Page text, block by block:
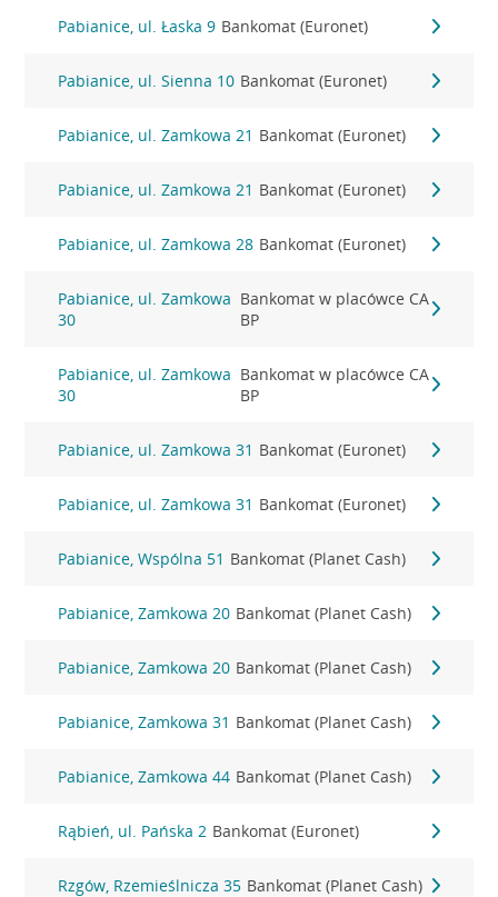
Pabianice, ul. Łaska 9 Bankomat (Euronet)
Pabianice, ul. Sienna 10 Bankomat (Euronet)
Pabianice, ul. Zamkowa 21 Bankomat (Euronet)
Pabianice, ul. Zamkowa 21 Bankomat (Euronet)
Pabianice, ul. Zamkowa 28 Bankomat (Euronet)
Pabianice, ul. Zamkowa
30
Bankomat w placówce CA
BP
Pabianice, ul. Zamkowa
30
Bankomat w placówce CA
BP
Pabianice, ul. Zamkowa 31 Bankomat (Euronet)
Pabianice, ul. Zamkowa 31 Bankomat (Euronet)
Pabianice, Wspólna 51 Bankomat (Planet Cash)
Pabianice, Zamkowa 20 Bankomat (Planet Cash)
Pabianice, Zamkowa 20 Bankomat (Planet Cash)
Pabianice, Zamkowa 31 Bankomat (Planet Cash)
Pabianice, Zamkowa 44 Bankomat (Planet Cash)
Rąbień, ul. Pańska 2 Bankomat (Euronet)
Rzgów, Rzemieślnicza 35 Bankomat (Planet Cash)